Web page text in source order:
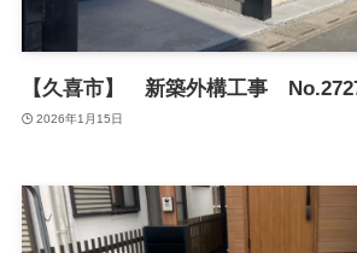
【久喜市】 新築外構工事
2026年1月15日